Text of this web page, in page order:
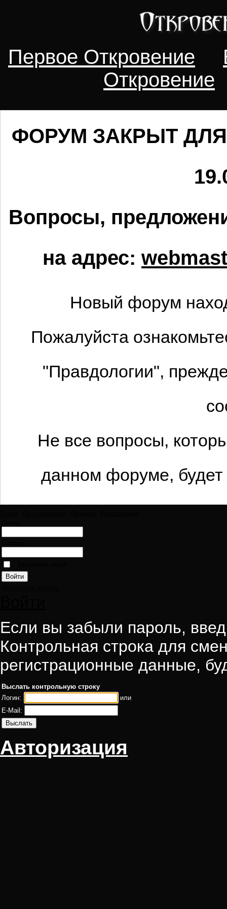
Первое Откровение
Откровение
ФОРУМ ЗАКРЫТ
Вопросы,
на адрес:
Новый форум
Пожалуйста
"Правдологии",
Не все вопросы,
данном форуме,
Если вы забыли пароль,
Контрольная строка для
регистрационные данные,
Выслать контрольную строку
Логин:
или
E-Mail:
Авторизация